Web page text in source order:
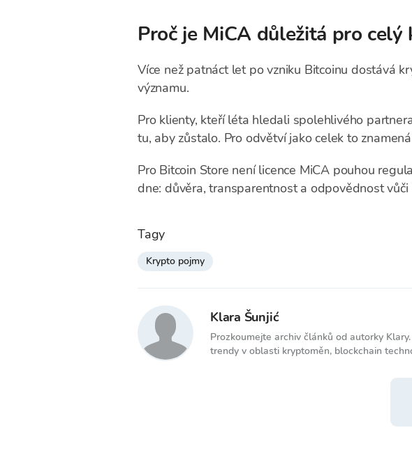
Proč je MiCA důležitá pro
Více než patnáct let po vzniku Bitcoinu dostává
významu.
Pro klienty, kteří léta hledali spolehlivého
tu, aby zůstalo. Pro odvětví jako celek to
Pro Bitcoin Store není licence MiCA pouhou
dne: důvěra, transparentnost a odpovědnost
Tagy
Krypto pojmy
Klara Šunjić
Prozkoumejte archiv článků od autorky
trendy v oblasti kryptoměn, blockchain